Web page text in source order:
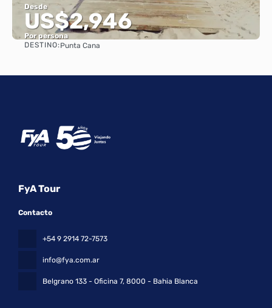
Desde
US$2,946
Por persona
DESTINO:Punta Cana
FyA Tour
Contacto
+54 9 2914 72-7573
info@fya.com.ar
Belgrano 133 - Oficina 7, 8000 - Bahia Blanca